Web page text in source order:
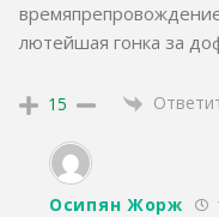
лютейшая гонка за
15
Осипян Жорж